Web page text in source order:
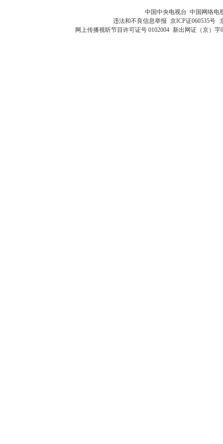
中国中央电视台 中国网络电
违法和不良信息举报 京ICP证060535号
网上传播视听节目许可证号 0102004 新出网证（京）